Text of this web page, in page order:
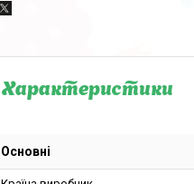
Характеристики
Основні